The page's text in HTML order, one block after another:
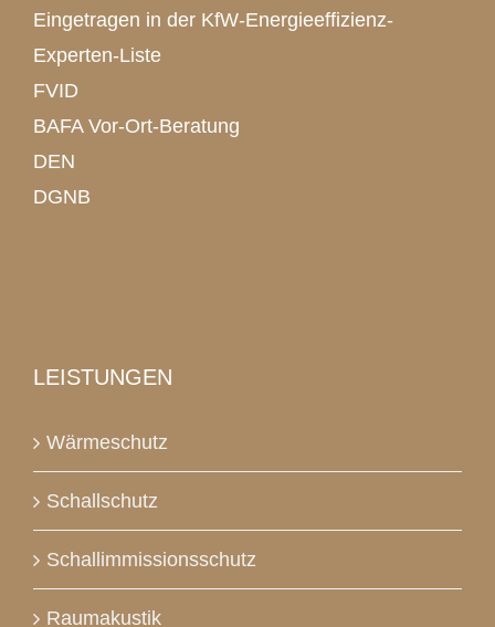
Eingetragen in der KfW-Energieeffizienz-
Experten-Liste
FVID
BAFA Vor-Ort-Beratung
DEN
DGNB
LEISTUNGEN
Wärmeschutz
Schallschutz
Schallimmissionsschutz
Raumakustik